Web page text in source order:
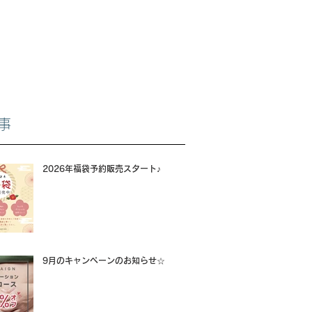
2026年福袋予約販売スタート♪
9月のキャンペーンのお知らせ☆